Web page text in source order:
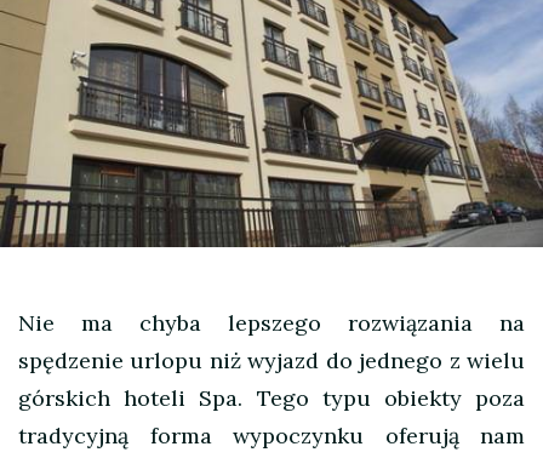
Nie ma chyba lepszego rozwiązania na
spędzenie urlopu niż wyjazd do jednego z wielu
górskich hoteli Spa. Tego typu obiekty poza
tradycyjną forma wypoczynku oferują nam